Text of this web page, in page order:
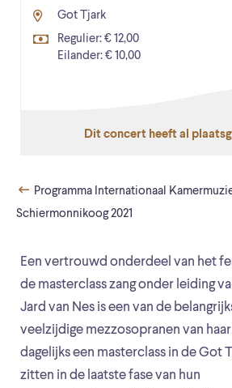
Een vertrouwd onderdeel van het
de masterclass zang onder leiding
Jard van Nes is een van de
veelzijdige mezzosopranen van
dagelijks een masterclass in de Got
zitten in de laatste fase van hun
Got Tjark
Regulier: € 12,00
Eilander: € 10,00
Dit concert heeft al
Programma Internationaal
Schiermonnikoog 2021